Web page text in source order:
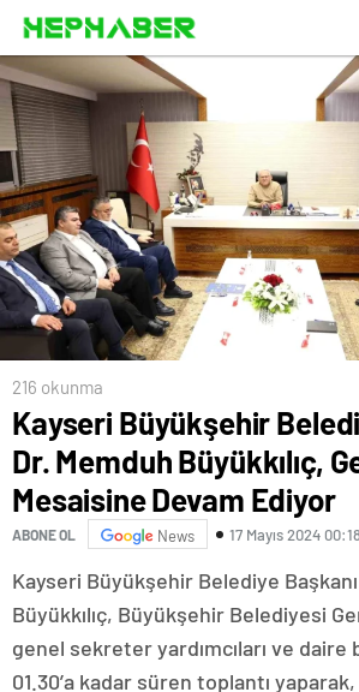
216 okunma
Kayseri Büyükşehir
Dr. Memduh Büyükkılıç,
Mesaisine Devam Ediyor
ABONE OL News 17 Mayıs 2024 00:18
Kayseri Büyükşehir Belediye
Büyükkılıç, Büyükşehir Belediyesi
genel sekreter yardımcıları ve daire
01.30’a kadar süren toplantı yaparak,